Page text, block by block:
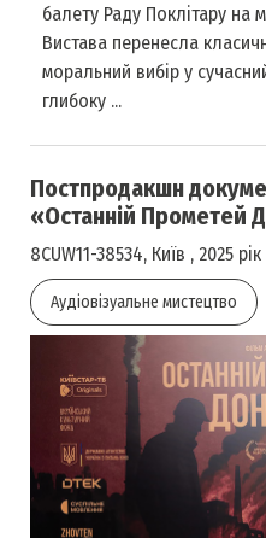
балету Раду Поклітару на
Вистава перенесла
моральний вибір у
глибоку ...
Постпродакшн
«Останній Прометей
8CUW11-38534, Київ , 2025 рік
Аудіовізуальне мистецтво